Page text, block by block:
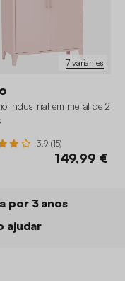
7 variantes
industrial em metal de 2
3.9 (15)
149,99 €
por 3 anos
ajudar